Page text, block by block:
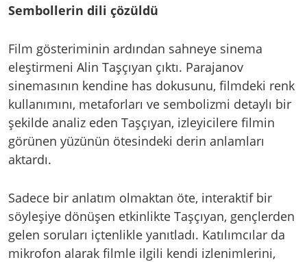
Sembollerin dili çözüldü
Film gösteriminin ardından sahneye sinema
eleştirmeni Alin Taşçıyan çıktı. Parajanov
sinemasının kendine has dokusunu, filmdeki renk
kullanımını, metaforları ve sembolizmi detaylı bir
şekilde analiz eden Taşçıyan, izleyicilere filmin
görünen yüzünün ötesindeki derin anlamları
aktardı.
Sadece bir anlatım olmaktan öte, interaktif bir
söyleşiye dönüşen etkinlikte Taşçıyan, gençlerden
gelen soruları içtenlikle yanıtladı. Katılımcılar da
mikrofon alarak filmle ilgili kendi izlenimlerini,